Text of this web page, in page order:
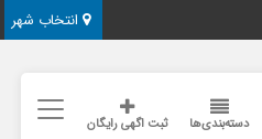
انتخاب شهر
دسته‌بندی‌ها ثبت اگهی رایگان